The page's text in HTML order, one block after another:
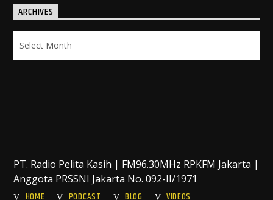
ARCHIVES
PT. Radio Pelita Kasih | FM96.30MHz RPKFM Jakarta |
Anggota PRSSNI Jakarta No. 092-II/1971
HOME
PODCAST BLOG VIDEOS